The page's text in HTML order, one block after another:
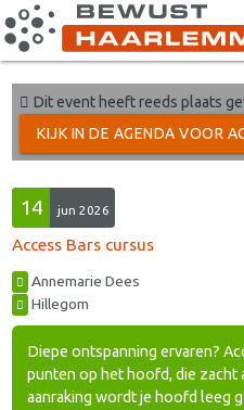
Dit event heeft reeds plaats
KIJK IN DE AGENDA VOOR
14 jun 2026
Access Bars cursus
Annemarie Dees
Hillegom
Diepe ontspanning ervaren?
punten op het hoofd, die zacht
aanraking wordt je hoofd leeg